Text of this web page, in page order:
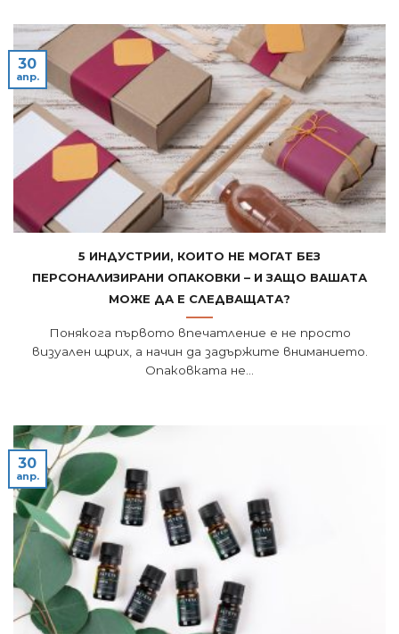
5 индустрии, които не могат без
персонализирани опаковки – и защо вашата
може да е следващата?
Понякога първото впечатление е не просто
визуален щрих, а начин да задържите вниманието.
Опаковката не...
30
апр.
30
апр.